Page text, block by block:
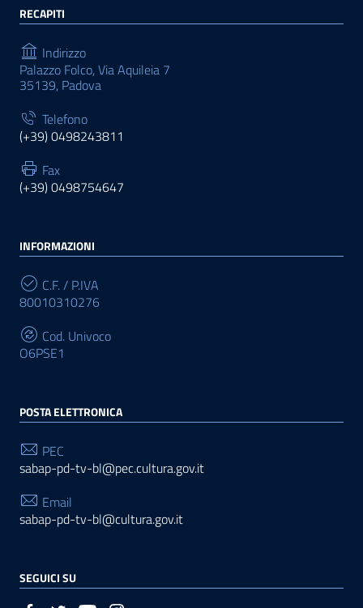
RECAPITI
Indirizzo
Palazzo Folco, Via Aquileia 7
35139, Padova
Telefono
(+39) 0498243811
Fax
(+39) 0498754647
INFORMAZIONI
C.F. / P.IVA
80010310276
Cod. Univoco
O6PSE1
POSTA ELETTRONICA
PEC
sabap-pd-tv-bl@pec.cultura.gov.it
Email
sabap-pd-tv-bl@cultura.gov.it
SEGUICI SU